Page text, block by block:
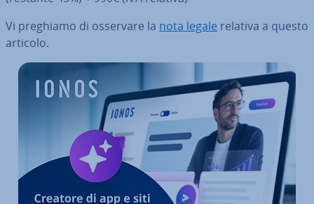
Vi preghiamo di osservare la nota legale relativa a questo
articolo.
Vai al menu prin­ci­pa­le